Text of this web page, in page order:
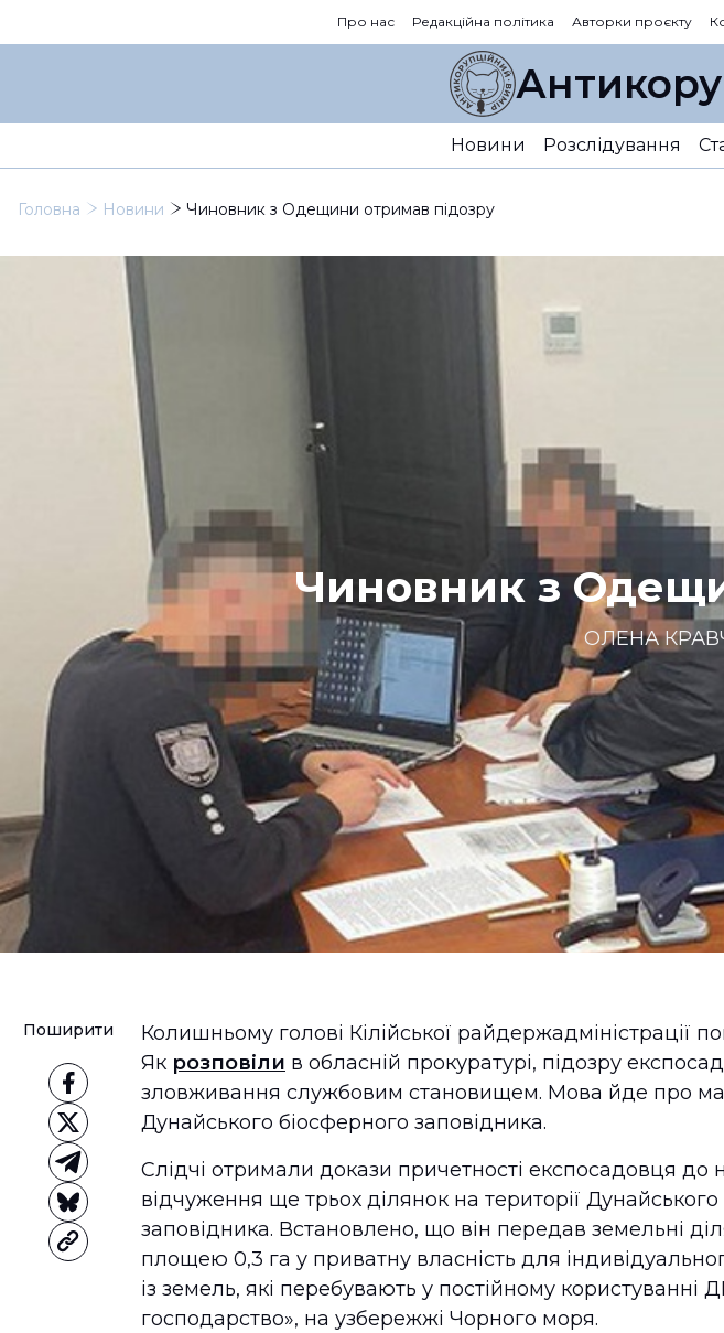
Про нас Редакційна політика Авторки проєкту
Новини Розслідування
Головна Новини Чиновник з Одещини отримав підозру
Чиновник з
ОЛЕНА
Поширити
Колишньому голові Кілійської райдержадміністрації
Як розповіли в обласній прокуратурі, підозру
зловживання службовим становищем. Мова йде про
Дунайського біосферного заповідника.
Слідчі отримали докази причетності експосадовця до
відчуження ще трьох ділянок на території
заповідника. Встановлено, що він передав земельні
площею 0,3 га у приватну власність для
із земель, які перебувають у постійному користуванні
господарство», на узбережжі Чорного моря.